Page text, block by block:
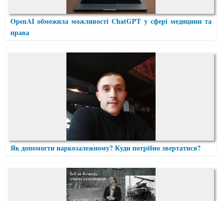
OpenAI обмежила можливості ChatGPT у сфері медицини та
права
Як допомогти наркозалежному? Куди потрібно звертатися?